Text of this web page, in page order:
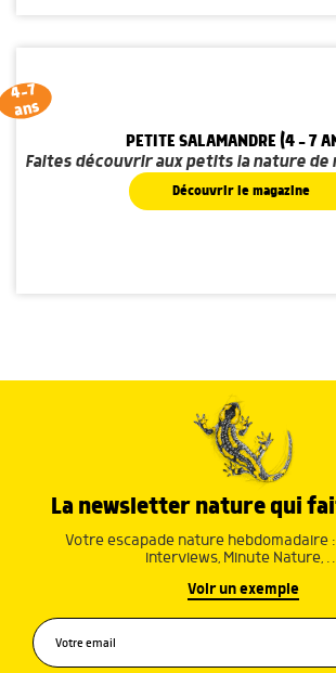
4-7
ans
PETITE SALAMANDRE (4 - 7
Faites découvrir aux petits la nature de
Découvrir le magazine
La newsletter nature qui
Votre escapade nature hebdomadaire
interviews, Minute Nature,
Voir un exemple